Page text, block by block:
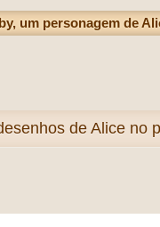
um personagem de
de Alice no